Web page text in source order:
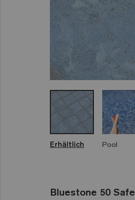
Erhältlich Pool
Bluestone 50 Safe